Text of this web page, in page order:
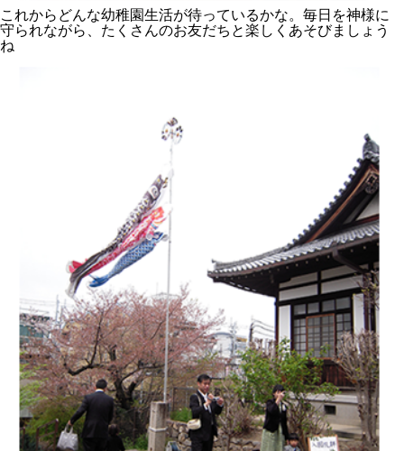
これからどんな幼稚園生活が待っているかな。毎日を神様に
守られながら、たくさんのお友だちと楽しくあそびましょう
ね